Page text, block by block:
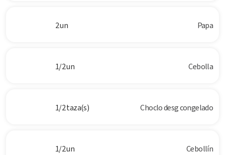
2 un Papa
1/2 un Cebolla
1/2 taza(s) Choclo desg congelado
1/2 un Cebollín